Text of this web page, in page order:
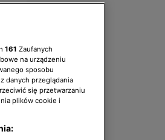
161 Zaufanych
na urządzeniu
sposobu
danych przeglądania
się przetwarzaniu
plików cookie i